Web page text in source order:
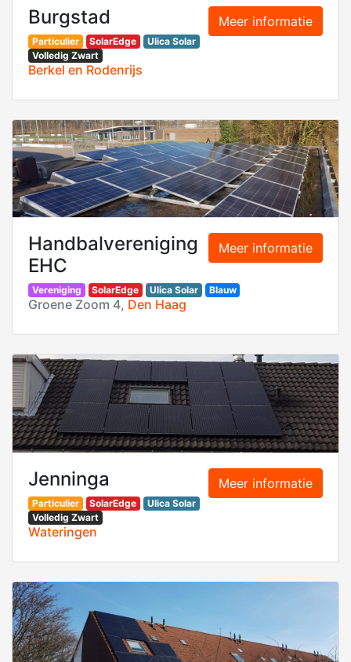
Meer informatie
Burgstad
Particulier SolarEdge
Ulica Solar
Volledig Zwart
Berkel en Rodenrijs
Meer informatie
Handbalvereniging
EHC
Vereniging SolarEdge Ulica Solar Blauw
Groene Zoom 4, Den Haag
Meer informatie
Jenninga
Particulier SolarEdge
Ulica Solar
Volledig Zwart
Wateringen